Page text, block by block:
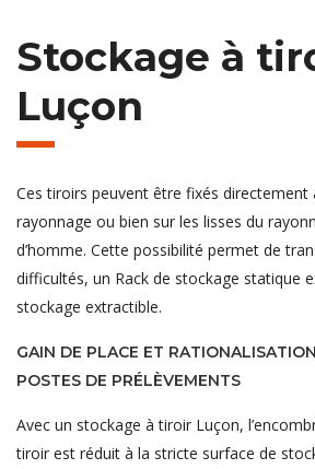
Stockage à
Luçon
Ces tiroirs peuvent être fixés directement
rayonnage ou bien sur les lisses du
d’homme. Cette possibilité permet de
difficultés, un Rack de stockage statique
stockage extractible.
GAIN DE PLACE ET
POSTES DE PRÉLÈVEMENTS
Avec un stockage à tiroir Luçon,
tiroir est réduit à la stricte surface de